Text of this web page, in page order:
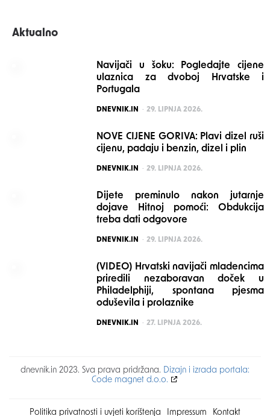
Aktualno
Navijači u šoku: Pogledajte cijene
ulaznica za dvoboj Hrvatske i
Portugala
POSTED
DNEVNIK.IN 29. LIPNJA 2026.
NOVE CIJENE GORIVA: Plavi dizel ruši
cijenu, padaju i benzin, dizel i plin
POSTED
DNEVNIK.IN 29. LIPNJA 2026.
Dijete preminulo nakon jutarnje
dojave Hitnoj pomoći: Obdukcija
treba dati odgovore
POSTED
DNEVNIK.IN 29. LIPNJA 2026.
(VIDEO) Hrvatski navijači mladencima
priredili nezaboravan doček u
Philadelphiji, spontana pjesma
oduševila i prolaznike
POSTED
DNEVNIK.IN 27. LIPNJA 2026.
dnevnik.in 2023. Sva prava pridržana. Dizajn i izrada portala:
Code magnet d.o.o.
Politika privatnosti i uvjeti korištenja Impressum Kontakt